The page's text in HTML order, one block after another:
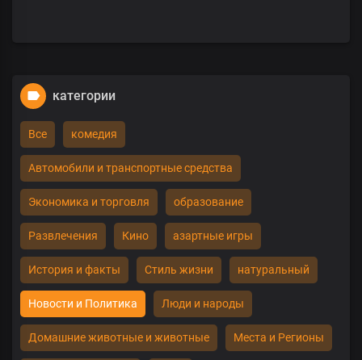
категории
Все комедия
Автомобили и транспортные средства
Экономика и торговля образование
Развлечения Кино азартные игры
История и факты Стиль жизни натуральный
Новости и Политика Люди и народы
Домашние животные и животные Места и Регионы